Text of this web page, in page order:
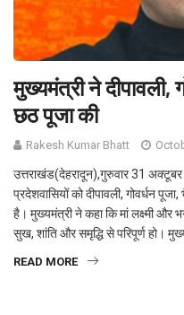
मुख्यमंत्री ने
छठ पूजा की
Rakesh Kumar Bhatt
उत्तराखंड(देहरादून),गुरुवार 31
प्रदेशवासियों को दीपावली, गोवर्धन
है। मुख्यमंत्री ने कहा कि मां लक्ष्मी
सुख, शांति और समृद्धि से परिपूर्ण हो।
READ MORE